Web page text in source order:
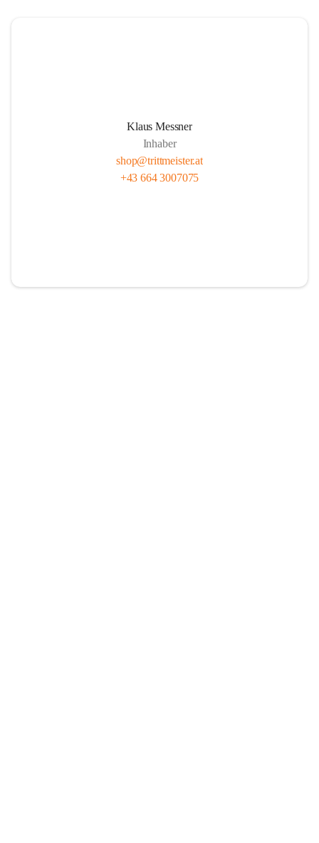
Klaus Messner
Inhaber
shop@trittmeister.at
+43 664 3007075